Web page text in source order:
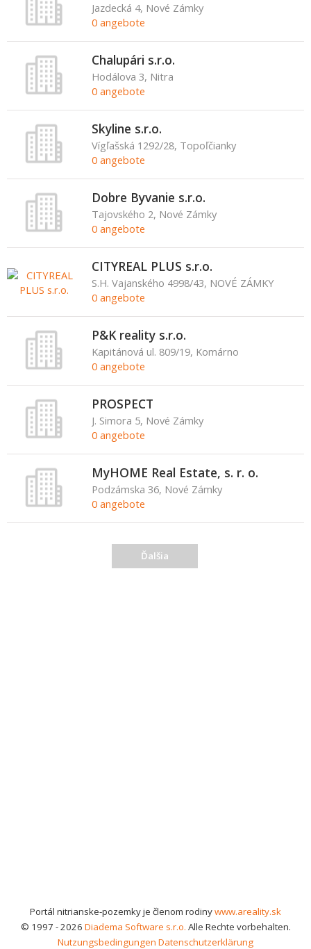
Jazdecká 4, Nové Zámky
0 angebote
Chalupári s.r.o.
Hodálova 3, Nitra
0 angebote
Skyline s.r.o.
Vígľašská 1292/28, Topoľčianky
0 angebote
Dobre Byvanie s.r.o.
Tajovského 2, Nové Zámky
0 angebote
CITYREAL PLUS s.r.o.
S.H. Vajanského 4998/43, NOVÉ ZÁMKY
0 angebote
P&K reality s.r.o.
Kapitánová ul. 809/19, Komárno
0 angebote
PROSPECT
J. Simora 5, Nové Zámky
0 angebote
MyHOME Real Estate, s. r. o.
Podzámska 36, Nové Zámky
0 angebote
Ďalšia
Portál nitrianske-pozemky je členom rodinywww.areality.sk
© 1997 - 2026 Diadema Software s.r.o. Alle Rechte vorbehalten.
Nutzungsbedingungen Datenschutzerklärung